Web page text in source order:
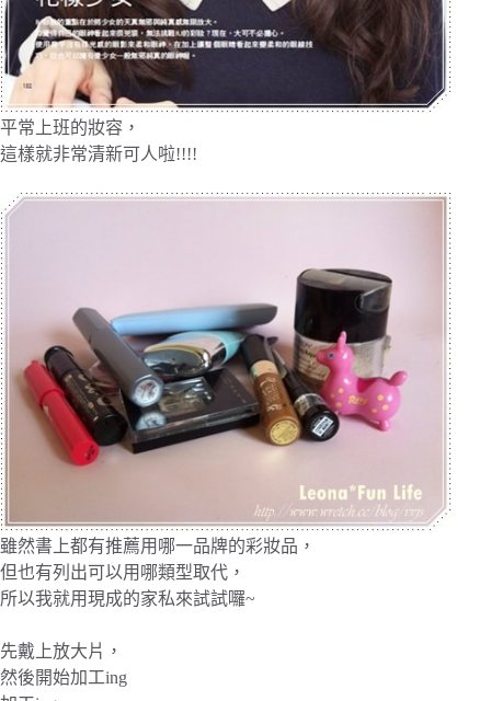
平常上班的妝容，
這樣就非常清新可人啦!!!!
雖然書上都有推薦用哪一品牌的彩妝品，
但也有列出可以用哪類型取代，
所以我就用現成的家私來試試囉~
先戴上放大片，
然後開始加工ing